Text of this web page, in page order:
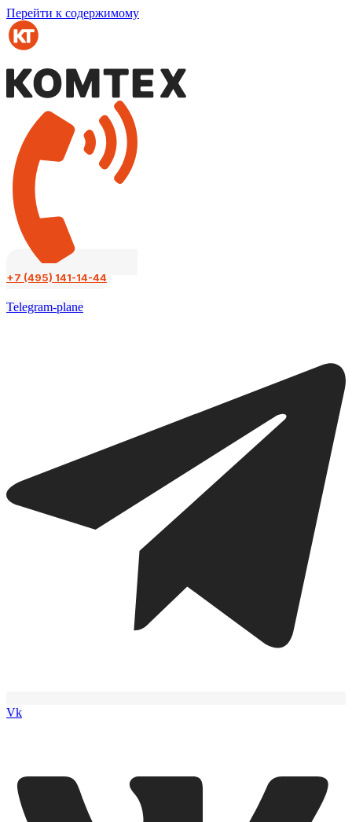
Перейти к содержимому
+7 (495) 141-14-44
Telegram-plane
Vk